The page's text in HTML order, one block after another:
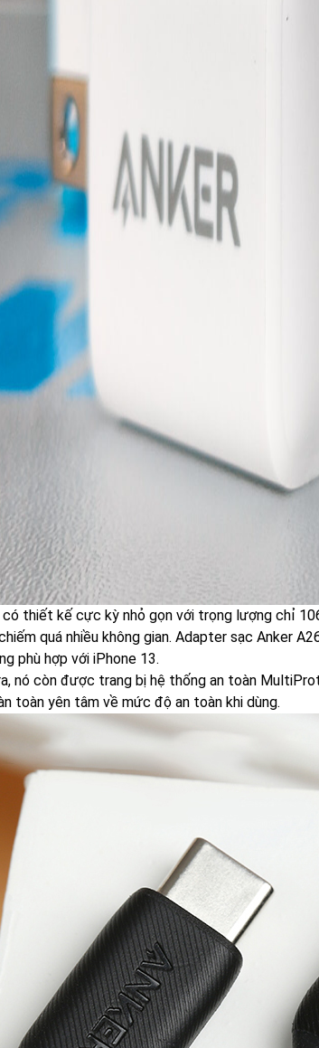
có thiết kế cực kỳ nhỏ gọn với trọng lượng chỉ
quá nhiều không gian. Adapter sạc Anker
phù hợp với iPhone 13.
nó còn được trang bị hệ thống an toàn
toàn yên tâm về mức độ an toàn khi dùng.